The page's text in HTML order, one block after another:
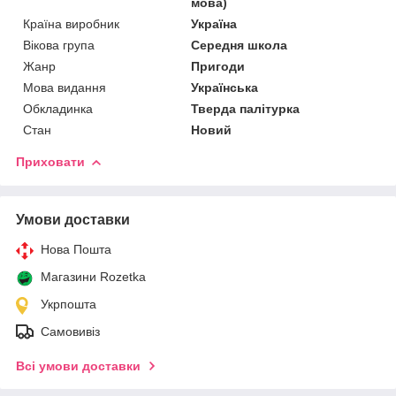
Країна виробник
Україна
Вікова група
Середня школа
Жанр
Пригоди
Мова видання
Українська
Обкладинка
Тверда палітурка
Стан
Новий
Приховати
Умови доставки
Нова Пошта
Магазини Rozetka
Укрпошта
Самовивіз
Всі умови доставки